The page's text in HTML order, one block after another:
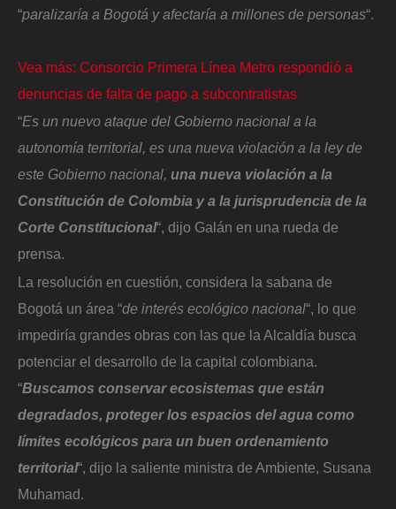
“paralizaría a Bogotá y afectaría a millones de personas“.
Vea más: Consorcio Primera Línea Metro respondió a
denuncias de falta de pago a subcontratistas
“Es un nuevo ataque del Gobierno nacional a la
autonomía territorial, es una nueva violación a la ley de
este Gobierno nacional, una nueva violación a la
Constitución de Colombia y a la jurisprudencia de la
Corte Constitucional“, dijo Galán en una rueda de
prensa.
La resolución en cuestión, considera la sabana de
Bogotá un área “de interés ecológico nacional“, lo que
impediría grandes obras con las que la Alcaldía busca
potenciar el desarrollo de la capital colombiana.
“Buscamos conservar ecosistemas que están
degradados, proteger los espacios del agua como
límites ecológicos para un buen ordenamiento
territorial“, dijo la saliente ministra de Ambiente, Susana
Muhamad.